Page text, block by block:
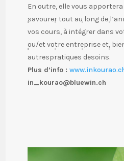
En outre, elle vous
savourer tout au long de
vos cours, à intégrer dans
ou/et votre entreprise et,
autrespratiques desoins.
Plus d’info :
in_kourao@bluewin.ch